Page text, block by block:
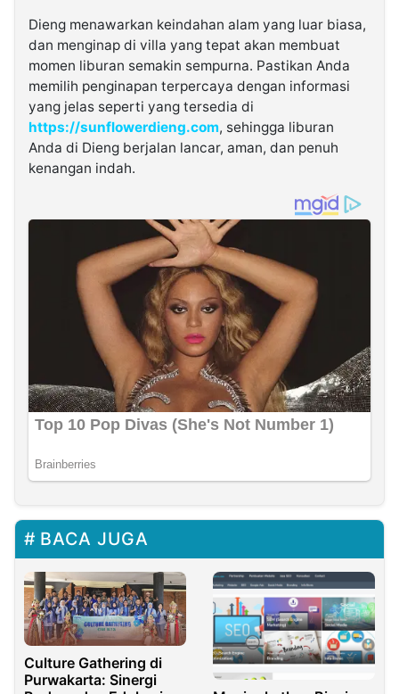
Dieng menawarkan keindahan alam yang luar biasa,
dan menginap di villa yang tepat akan membuat
momen liburan semakin sempurna. Pastikan Anda
memilih penginapan terpercaya dengan informasi
yang jelas seperti yang tersedia di
https://sunflowerdieng.com, sehingga liburan
Anda di Dieng berjalan lancar, aman, dan penuh
kenangan indah.
BACA JUGA
Culture Gathering di
Purwakarta: Sinergi